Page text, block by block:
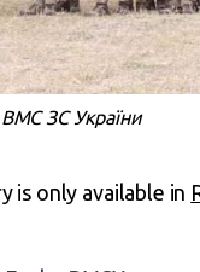
ЗС України
is only available in